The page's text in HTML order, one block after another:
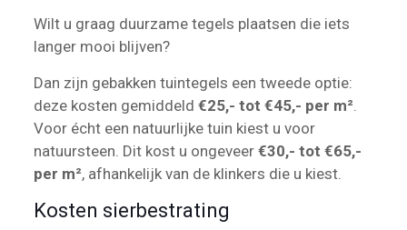
Wilt u graag duurzame tegels plaatsen die iets
langer mooi blijven?
Dan zijn gebakken tuintegels een tweede optie:
deze kosten gemiddeld €25,- tot €45,- per m².
Voor écht een natuurlijke tuin kiest u voor
natuursteen. Dit kost u ongeveer €30,- tot €65,-
per m², afhankelijk van de klinkers die u kiest.
Kosten sierbestrating